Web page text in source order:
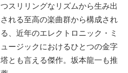
つスリリングなリズムから生み出
される至高の楽曲群から構成され
る、近年のエレクトロニック・ミ
ュージックにおけるひとつの金字
塔とも言える傑作。坂本龍一も推